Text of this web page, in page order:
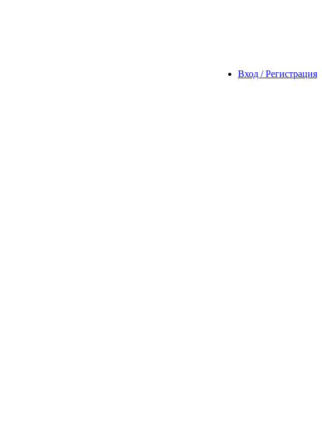
Вход / Регистрация